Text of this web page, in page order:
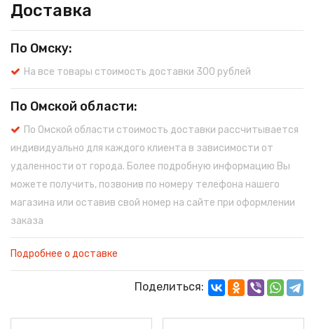
Доставка
По Омску:
На все товары стоимость доставки 300 рублей
По Омской области:
По Омской области стоимость доставки рассчитывается
индивидуально для каждого клиента в зависимости от
удаленности от города. Более подробную информацию Вы
можете получить, позвонив по номеру телефона нашего
магазина или оставив свой номер на сайте при оформлении
заказа
Подробнее о доставке
Поделиться: